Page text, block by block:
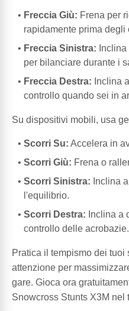
Freccia Giù: Frena per
rapidamente prima degli
Freccia Sinistra:
per bilanciare durante i
Freccia Destra: Inclina
controllo quando sei in
Su dispositivi mobili, usa
Scorri Su: Accelera in
Scorri Giù: Frena o
Scorri Sinistra: Inclina
l'equilibrio.
Scorri Destra: Inclina a
controllo delle acrobazie.
Pratica il tempismo dei tuoi
attenzione per
gare. Gioca ora
Snowcross Stunts X3M nel